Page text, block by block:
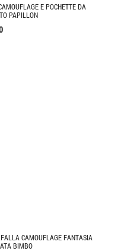
E POCHETTE DA
PAPILLON
CAMOUFLAGE FANTASIA
BIMBO